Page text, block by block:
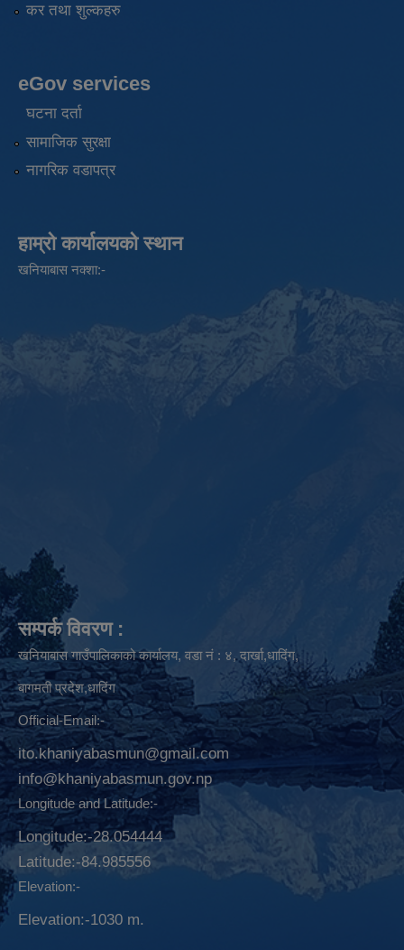
कर तथा शुल्कहरु
eGov services
घटना दर्ता
सामाजिक सुरक्षा
नागरिक वडापत्र
हाम्रो कार्यालयको स्थान
खनियाबास नक्शा:-
सम्पर्क विवरण :
खनियाबास गाउँपालिकाको कार्यालय, वडा नं : ४, दार्खा,धादिंग,
बागमती प्रदेश,धादिंग
Official-Email:-
ito.khaniyabasmun@gmail.com
info@khaniyabasmun.gov.np
Longitude and Latitude:-
Longitude:-28.054444
Latitude:-​84.985556
Elevation:-
Elevation:-1030 m.